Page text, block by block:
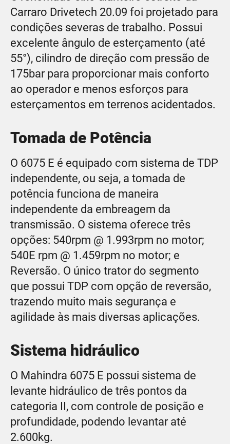
Carraro Drivetech 20.09 foi projetado para
condições severas de trabalho. Possui
excelente ângulo de esterçamento (até
55°), cilindro de direção com pressão de
175bar para proporcionar mais conforto
ao operador e menos esforços para
esterçamentos em terrenos acidentados.
Tomada de Potência
O 6075 E é equipado com sistema de TDP
independente, ou seja, a tomada de
potência funciona de maneira
independente da embreagem da
transmissão. O sistema oferece três
opções: 540rpm @ 1.993rpm no motor;
540E rpm @ 1.459rpm no motor; e
Reversão. O único trator do segmento
que possui TDP com opção de reversão,
trazendo muito mais segurança e
agilidade às mais diversas aplicações.
Sistema hidráulico
O Mahindra 6075 E possui sistema de
levante hidráulico de três pontos da
categoria II, com controle de posição e
profundidade, podendo levantar até
2.600kg.